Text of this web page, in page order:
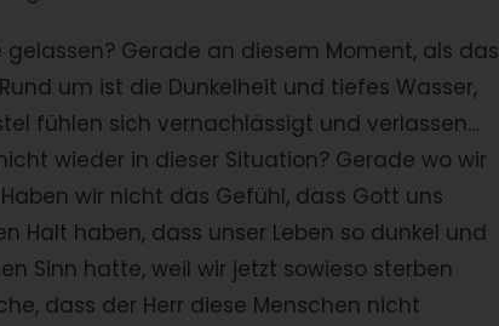
Gerade an diesem Moment, als das
um ist die Dunkelheit und tiefes Wasser,
fühlen sich vernachlässigt und verlassen…
wieder in dieser Situation? Gerade wo wir
wir nicht das Gefühl, dass Gott uns
Halt haben, dass unser Leben so dunkel und
Sinn hatte, weil wir jetzt sowieso sterben
dass der Herr diese Menschen nicht